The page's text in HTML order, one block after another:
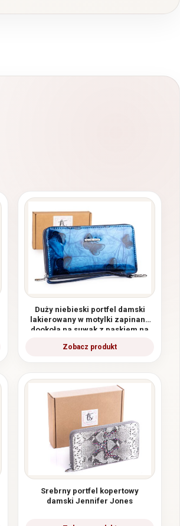
Duży niebieski portfel damski
lakierowany w motylki zapinany
dookoła na suwak z paskiem na
Srebrny portfel kopertowy
damski Jennifer Jones